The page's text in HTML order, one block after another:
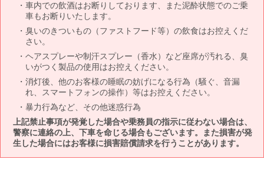
車内での飲酒はお断りしております、また泥酔状態でのご乗
車もお断りいたします。
臭いのきついもの（ファストフード等）の飲食はお控えくだ
さい。
ヘアスプレーや制汗スプレー（香水）など座席が汚れる、臭
いがつく製品の使用はお控えください。
消灯後、他のお客様の睡眠の妨げになる行為（騒ぐ、音漏
れ、スマートフォンの操作）等はお控えください。
暴力行為など、その他迷惑行為
上記禁止事項が発覚した場合や乗務員の指示に従わない場合は、
警察に連絡の上、下車を命じる場合もございます。また損害が発
生した場合にはお客様に損害賠償請求を行うことがあります。